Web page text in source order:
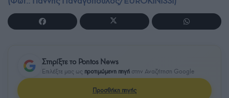
Στηρίξτε το Pontos News
Επιλέξτε μας ως προτιμώμενη πηγή στην Αναζήτηση Google
Προσθήκη πηγής